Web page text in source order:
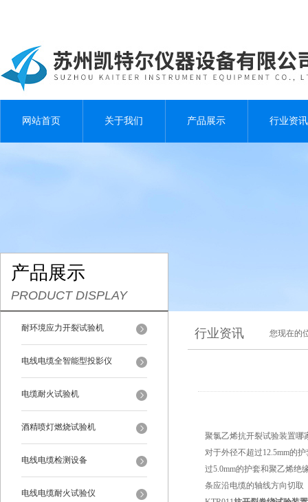
网站首页 关于我们 产品展示 行业资讯
产品展示
PRODUCT DISPLAY
耐环境应力开裂试验机
电线电缆全智能型投影仪
电缆耐火试验机
酒精喷灯燃烧试验机
电线电缆检测设备
电线电缆耐火试验仪
行业资讯 您现在的
聚氯乙烯抗开裂试验装置哪
对于外径不超过12.5mm的
过5.0mm的护套和聚乙烯绝
条应沿电缆的轴线方向切取